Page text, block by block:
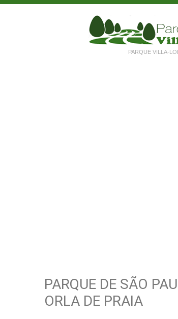
PARQUE VILLA-
PARQUE DE SÃO
ORLA DE PRAIA